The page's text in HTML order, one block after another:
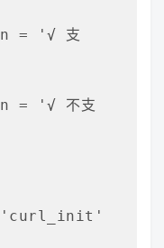
= '
√ 支
= '
√ 不支